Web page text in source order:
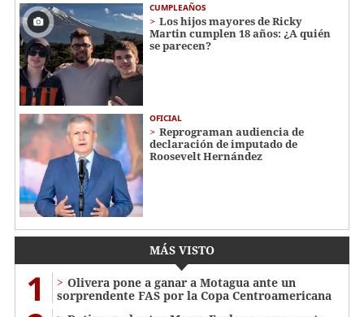
CUMPLEAÑOS
Los hijos mayores de Ricky
Martin cumplen 18 años: ¿A quién
se parecen?
OFICIAL
Reprograman audiencia de
declaración de imputado de
Roosevelt Hernández
MÁS VISTO
1
Olivera pone a ganar a Motagua ante un
sorprendente FAS por la Copa Centroamericana